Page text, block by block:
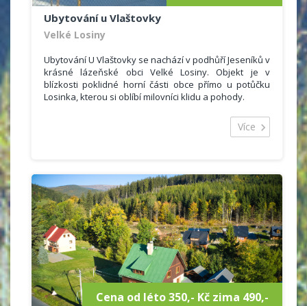
Ubytování u Vlaštovky
Velké Losiny
Ubytování U Vlaštovky se nachází v podhůří Jeseníků v
krásné lázeňské obci Velké Losiny. Objekt je v
blízkosti poklidné horní části obce přímo u potůčku
Losinka, kterou si oblíbí milovníci klidu a pohody.
velmi výhodnou cenu v ničím nerušeném prostředí.
Více
Cena od léto 350,- Kč zima 490,-